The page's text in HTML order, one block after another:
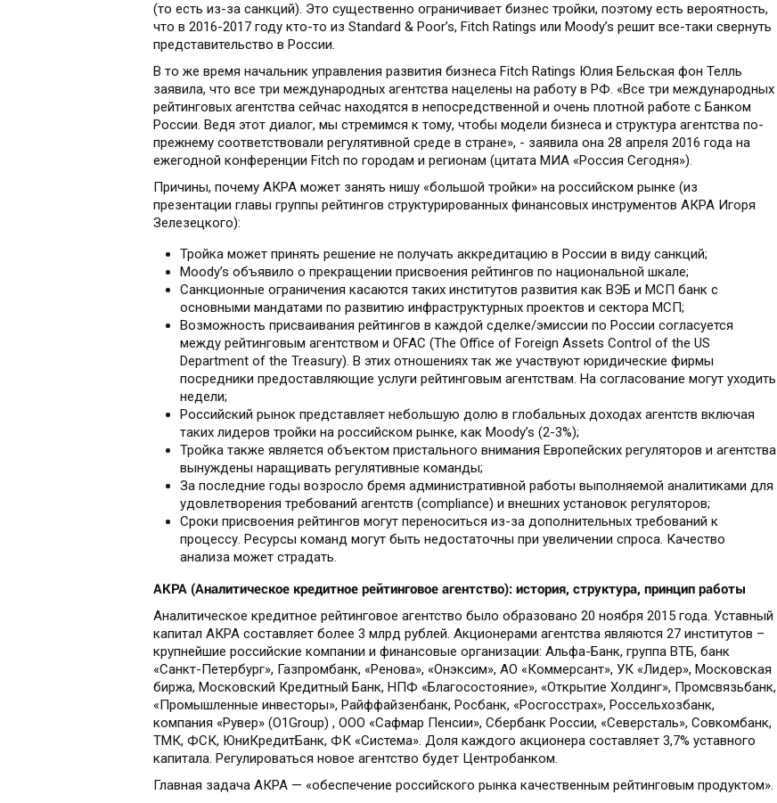
(то есть из-за санкций). Это существенно ограничивает бизнес тройки, поэтому есть вероятность,
что в 2016-2017 году кто-то из Standard & Poor’s, Fitch Ratings или Moody’s решит все-таки свернуть
представительство в России.
В то же время начальник управления развития бизнеса Fitch Ratings Юлия Бельская фон Телль
заявила, что все три международных агентства нацелены на работу в РФ. «Все три международных
рейтинговых агентства сейчас находятся в непосредственной и очень плотной работе с Банком
России. Ведя этот диалог, мы стремимся к тому, чтобы модели бизнеса и структура агентства по-
прежнему соответствовали регулятивной среде в стране», - заявила она 28 апреля 2016 года на
ежегодной конференции Fitch по городам и регионам (цитата МИА «Россия Сегодня»).
Причины, почему АКРА может занять нишу «большой тройки» на российском рынке (из
презентации главы группы рейтингов структурированных финансовых инструментов АКРА Игоря
Зелезецкого):
Тройка может принять решение не получать аккредитацию в России в виду санкций;
Moody’s объявило о прекращении присвоения рейтингов по национальной шкале;
Санкционные ограничения касаются таких институтов развития как ВЭБ и МСП банк с
основными мандатами по развитию инфраструктурных проектов и сектора МСП;
Возможность присваивания рейтингов в каждой сделке/эмиссии по России согласуется
между рейтинговым агентством и OFAC (The Office of Foreign Assets Control of the US
Department of the Treasury). В этих отношениях так же участвуют юридические фирмы
посредники предоставляющие услуги рейтинговым агентствам. На согласование могут уходить
недели;
Российский рынок представляет небольшую долю в глобальных доходах агентств включая
таких лидеров тройки на российском рынке, как Moody’s (2-3%);
Тройка также является объектом пристального внимания Европейских регуляторов и агентства
вынуждены наращивать регулятивные команды;
За последние годы возросло бремя административной работы выполняемой аналитиками для
удовлетворения требований агентств (compliance) и внешних установок регуляторов;
Сроки присвоения рейтингов могут переноситься из-за дополнительных требований к
процессу. Ресурсы команд могут быть недостаточны при увеличении спроса. Качество
анализа может страдать.
АКРА (Аналитическое кредитное рейтинговое агентство): история, структура, принцип работы
Аналитическое кредитное рейтинговое агентство было образовано 20 ноября 2015 года. Уставный
капитал АКРА составляет более 3 млрд рублей. Акционерами агентства являются 27 институтов –
крупнейшие российские компании и финансовые организации: Альфа-Банк, группа ВТБ, банк
«Санкт-Петербург», Газпромбанк, «Ренова», «Онэксим», АО «Коммерсант», УК «Лидер», Московская
биржа, Московский Кредитный Банк, НПФ «Благосостояние», «Открытие Холдинг», Промсвязьбанк,
«Промышленные инвесторы», Райффайзенбанк, Росбанк, «Росгосстрах», Россельхозбанк,
компания «Рувер» (О1Group) , ООО «Сафмар Пенсии», Сбербанк России, «Северсталь», Совкомбанк,
ТМК, ФСК, ЮниКредитБанк, ФК «Система». Доля каждого акционера составляет 3,7% уставного
капитала. Регулироваться новое агентство будет Центробанком.
Главная задача АКРА — «обеспечение российского рынка качественным рейтинговым продуктом».